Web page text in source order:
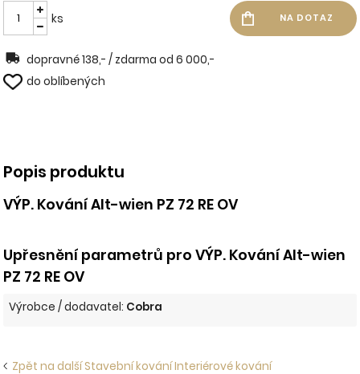
ks
dopravné 138,- / zdarma od 6 000,-
do oblíbených
Popis produktu
VÝP. Kování Alt-wien PZ 72 RE OV
Upřesnění parametrů pro VÝP. Kování Alt-wien
PZ 72 RE OV
Výrobce / dodavatel: Cobra
Zpět na další Stavební kování Interiérové kování